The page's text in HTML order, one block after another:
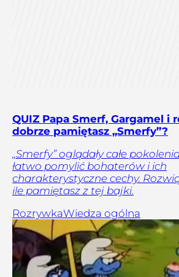
QUIZ Papa Smerf, Gargamel i
dobrze pamiętasz „Smerfy”?
„Smerfy” oglądały całe
łatwo pomylić bohaterów i ich
charakterystyczne cechy.
ile pamiętasz z tej bajki.
RozrywkaWiedza ogólna